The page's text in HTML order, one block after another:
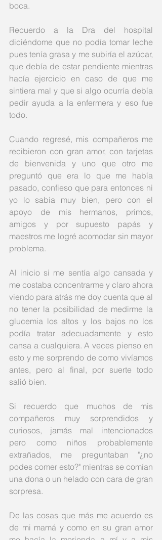
boca.
Recuerdo a la Dra del hospital
diciéndome que no podía tomar leche
pues tenía grasa y me subiría el azúcar,
que debía de estar pendiente mientras
hacía ejercicio en caso de que me
sintiera mal y que si algo ocurría debía
pedir ayuda a la enfermera y eso fue
todo.
Cuando regresé, mis compañeros me
recibieron con gran amor, con tarjetas
de bienvenida y uno que otro me
preguntó que era lo que me había
pasado, confieso que para entonces ni
yo lo sabía muy bien, pero con el
apoyo de mis hermanos, primos,
amigos y por supuesto papás y
maestros me logré acomodar sin mayor
problema.
Al inicio si me sentía algo cansada y
me costaba concentrarme y claro ahora
viendo para atrás me doy cuenta que al
no tener la posibilidad de medirme la
glucemia los altos y los bajos no los
podía tratar adecuadamente y esto
cansa a cualquiera. A veces pienso en
esto y me sorprendo de como vivíamos
antes, pero al final, por suerte todo
salió bien.
Si recuerdo que muchos de mis
compañeros muy sorprendidos y
curiosos, jamás mal intencionados
pero como niños probablemente
extrañados, me preguntaban "¿no
podes comer esto?" mientras se comían
una dona o un helado con cara de gran
sorpresa.
De las cosas que más me acuerdo es
de mi mamá y como en su gran amor